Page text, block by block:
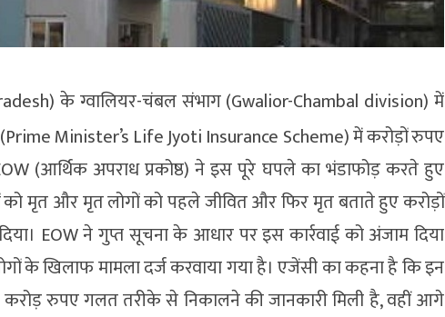
के ग्वालियर-चंबल संभाग (Gwalior-Chambal division) में
(Prime Minister’s Life Jyoti Insurance Scheme) में करोड़ों रुपए
(आर्थिक अपराध प्रकोष्ठ) ने इस पूरे घपले का भंडाफोड़ करते हुए
को मृत और मृत लोगों को पहले जीवित और फिर मृत बताते हुए करोड़ों
EOW ने गुप्त सूचना के आधार पर इस कार्रवाई को अंजाम दिया
के खिलाफ मामला दर्ज करवाया गया है। एजेंसी का कहना है कि इन
करोड़ रुपए गलत तरीके से निकालने की जानकारी मिली है, वहीं आगे